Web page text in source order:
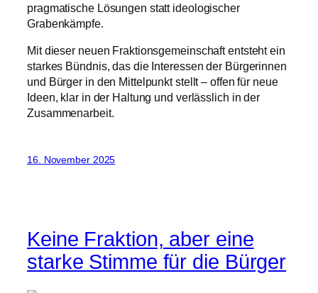
pragmatische Lösungen statt ideologischer
Grabenkämpfe.
Mit dieser neuen Fraktionsgemeinschaft entsteht ein
starkes Bündnis, das die Interessen der Bürgerinnen
und Bürger in den Mittelpunkt stellt – offen für neue
Ideen, klar in der Haltung und verlässlich in der
Zusammenarbeit.
16. November 2025
Keine Fraktion, aber eine
starke Stimme für die Bürger